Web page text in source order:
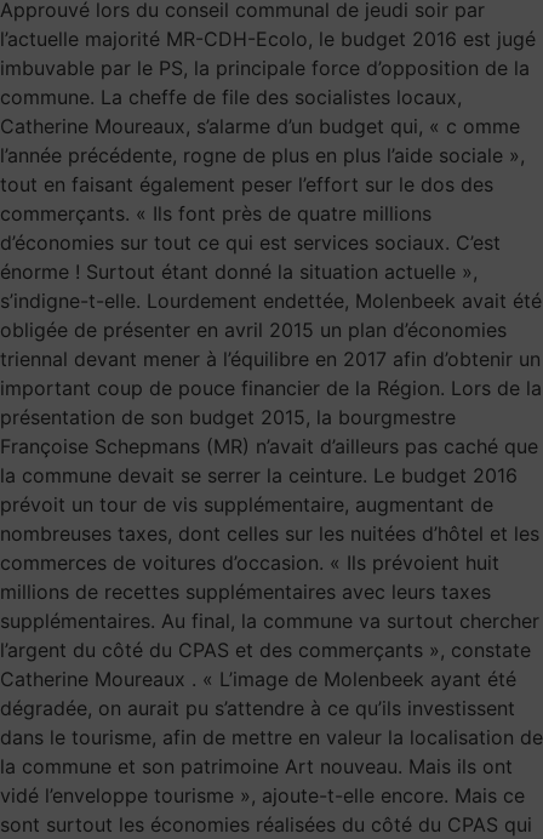
Approuvé lors du conseil communal de jeudi soir par
l’actuelle majorité MR-CDH-Ecolo, le budget 2016 est jugé
imbuvable par le PS, la principale force d’opposition de la
commune. La cheffe de file des socialistes locaux,
Catherine Moureaux, s’alarme d’un budget qui, « c omme
l’année précédente, rogne de plus en plus l’aide sociale »,
tout en faisant également peser l’effort sur le dos des
commerçants. « Ils font près de quatre millions
d’économies sur tout ce qui est services sociaux. C’est
énorme ! Surtout étant donné la situation actuelle »,
s’indigne-t-elle. Lourdement endettée, Molenbeek avait été
obligée de présenter en avril 2015 un plan d’économies
triennal devant mener à l’équilibre en 2017 afin d’obtenir un
important coup de pouce financier de la Région. Lors de la
présentation de son budget 2015, la bourgmestre
Françoise Schepmans (MR) n’avait d’ailleurs pas caché que
la commune devait se serrer la ceinture. Le budget 2016
prévoit un tour de vis supplémentaire, augmentant de
nombreuses taxes, dont celles sur les nuitées d’hôtel et les
commerces de voitures d’occasion. « Ils prévoient huit
millions de recettes supplémentaires avec leurs taxes
supplémentaires. Au final, la commune va surtout chercher
l’argent du côté du CPAS et des commerçants », constate
Catherine Moureaux . « L’image de Molenbeek ayant été
dégradée, on aurait pu s’attendre à ce qu’ils investissent
dans le tourisme, afin de mettre en valeur la localisation de
la commune et son patrimoine Art nouveau. Mais ils ont
vidé l’enveloppe tourisme », ajoute-t-elle encore. Mais ce
sont surtout les économies réalisées du côté du CPAS qui